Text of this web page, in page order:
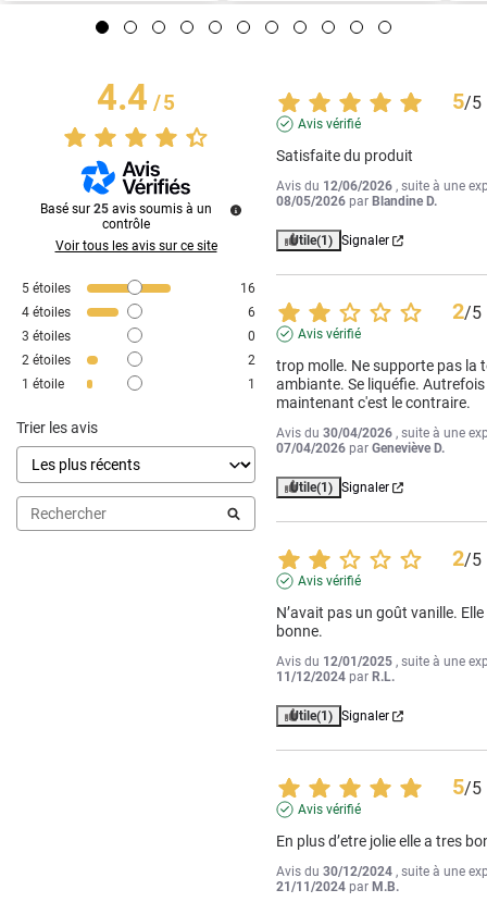
4.4/5
Basé sur 25 avis soumis à un
contrôle
Voir tous les avis sur ce site
5 étoiles
16
4 étoiles
6
3 étoiles
0
2 étoiles
2
1 étoile 1
Trier les avis
5/5
Avis vérifié
Satisfaite du produit
Avis du 12/06/2026 , suite à une
08/05/2026 par Blandine D.
Utile(1) Signaler
2/5
Avis vérifié
trop molle. Ne supporte pas la
ambiante. Se liquéfie.
maintenant c'est le contraire.
Avis du30/04/2026 , suite à une
07/04/2026 parGeneviève D.
Utile(1) Signaler
2/5
Avis vérifié
N’avait pas un goût vanille. Elle
bonne.
Avis du 12/01/2025 , suite à une
11/12/2024 par R.L.
Utile(1) Signaler
5/5
Avis vérifié
En plus d’etre jolie elle a tres
Avis du30/12/2024 , suite à une
21/11/2024 par M.B.